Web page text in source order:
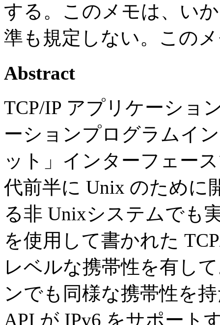
する。このメモは、い
準も規定しない。この
Abstract
TCP/IP アプリケーショ
ーションプログラムイ
ット」インターフェー
代前半に Unix のために
る非 Unixシステムでも
を使用して書かれた
レベルな携帯性を有し
ンでも同様な携帯性を
API が IPv6 をサポート